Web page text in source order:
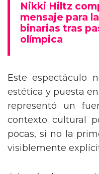
Nikki Hiltz
mensaje para
binarias tras
olímpica
Este espectáculo
estética y puesta
representó un
contexto cultural
pocas, si no la
visiblemente